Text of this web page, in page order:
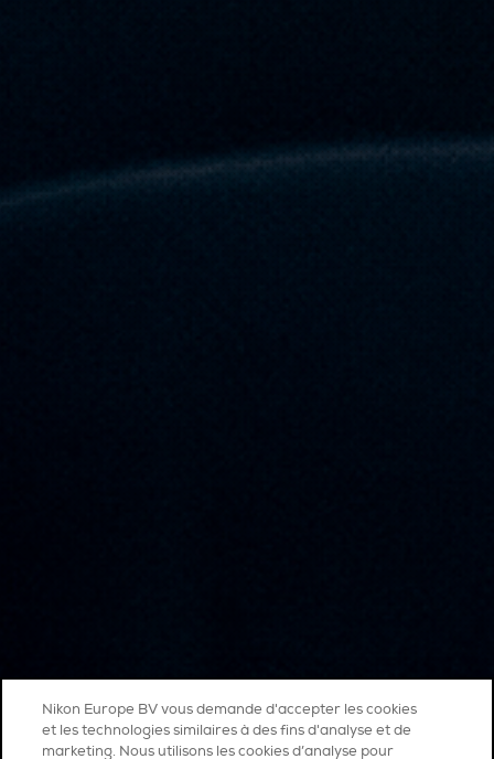
Nikon Europe BV vous demande d'accepter les cookies
et les technologies similaires à des fins d'analyse et de
marketing. Nous utilisons les cookies d’analyse pour